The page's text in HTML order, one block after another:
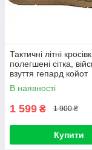
Тактичні літні
полегшені сітка,
взуття гепард койот
В наявності
1 599 ₴ 1 900 ₴
Купити